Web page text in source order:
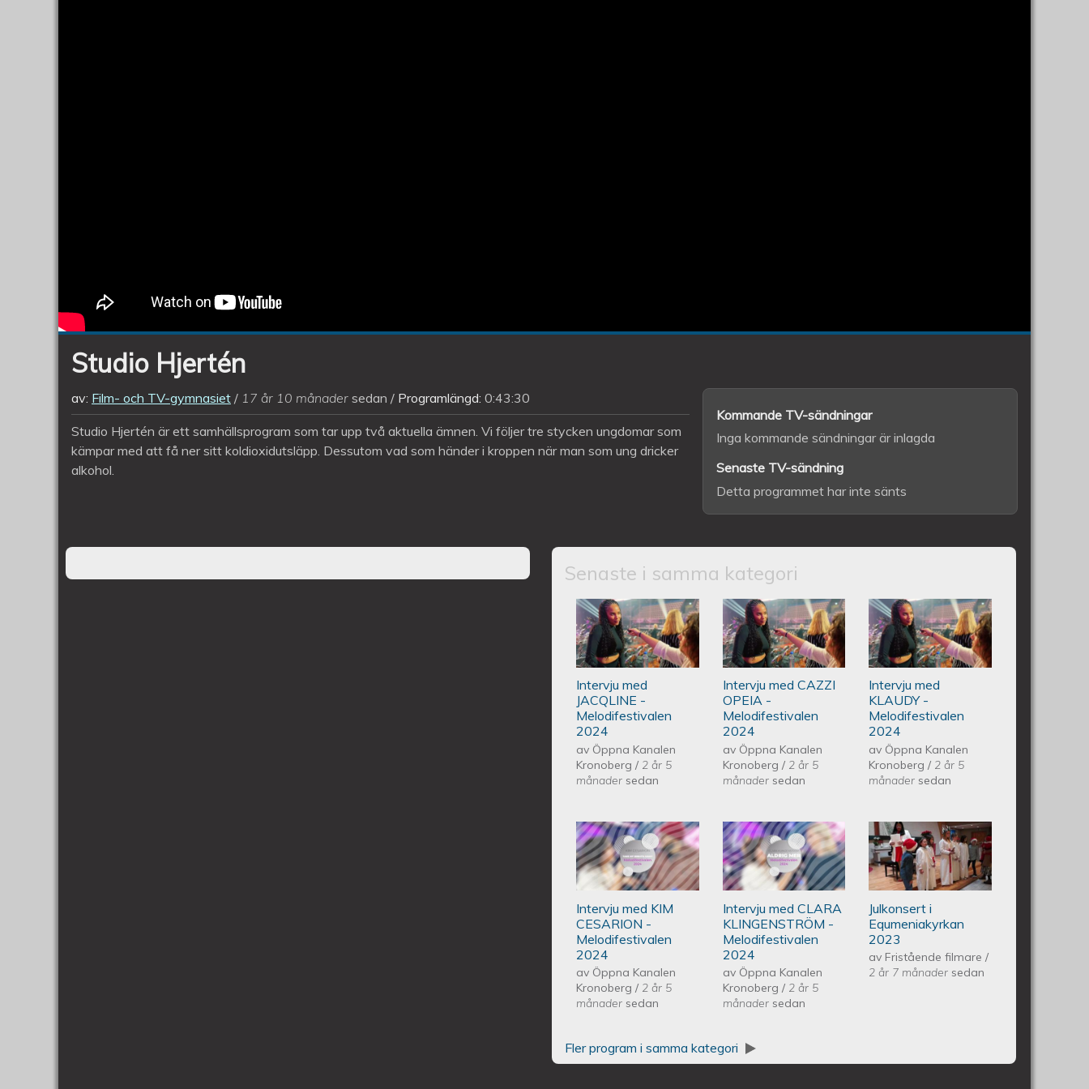
Studio Hjertén
av: Film- och TV-gymnasiet 17 år 10 månader sedan Programlängd: 0:43:30
Studio Hjertén är ett samhällsprogram som tar upp två aktuella ämnen. Vi följer tre stycken ungdomar som
kämpar med att få ner sitt koldioxidutsläpp. Dessutom vad som händer i kroppen när man som ung dricker
alkohol.
Kommande TV-sändningar
Inga kommande sändningar är inlagda
Senaste TV-sändning
Detta programmet har inte sänts
Senaste i samma kategori
Intervju med JACQLINE - Melodifestivalen 2024
Intervju med
JACQLINE -
Melodifestivalen
2024
av Öppna Kanalen
Kronoberg/ 2 år 5
månader sedan
Intervju med CAZZI OPEIA -
Melodifestivalen 2024
Intervju med CAZZI
OPEIA -
Melodifestivalen
2024
av Öppna Kanalen
Kronoberg / 2 år 5
månadersedan
Intervju med
KLAUDY -
Melodifestivalen
2024
Intervju med
KLAUDY -
Melodifestivalen
2024
av Öppna Kanalen
Kronoberg/ 2 år 5
månader sedan
Intervju med KIM CESARION - Melodifestivalen
2024
Intervju med KIM
CESARION -
Melodifestivalen
2024
av Öppna Kanalen
Kronoberg/ 2 år 5
månader sedan
Intervju med CLARA
KLINGENSTRÖM -
Melodifestivalen 2024
Intervju med CLARA
KLINGENSTRÖM -
Melodifestivalen
2024
av Öppna Kanalen
Kronoberg / 2 år 5
månadersedan
Piano Marly
Azevedo
Andersson
Julkonsert
Julkonsert i
Equmeniakyrkan
2023
av Fristående filmare/
2 år 7 månader sedan
Fler program i samma kategori